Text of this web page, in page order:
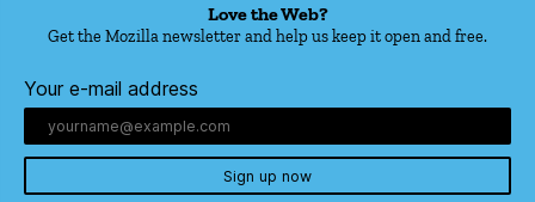
Love the Web?
Get the Mozilla newsletter and help us keep it open and free.
Your e-mail address
Sign up now